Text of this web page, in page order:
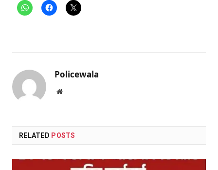
Policewala
Website
RELATED POSTS